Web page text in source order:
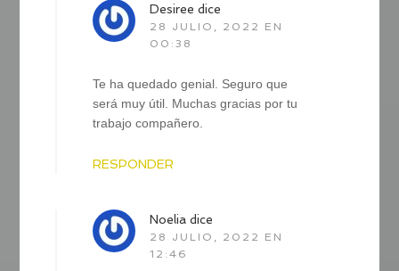
Desiree dice
28 JULIO, 2022 EN
00:38
Te ha quedado genial. Seguro que
será muy útil. Muchas gracias por tu
trabajo compañero.
RESPONDER
Noelia dice
28 JULIO, 2022 EN
12:46